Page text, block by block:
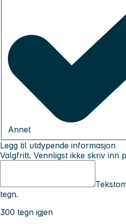
Annet
Legg til utdypende informasjon
Valgfritt. Vennligst ikke skriv inn
tegn.
300 tegn igjen